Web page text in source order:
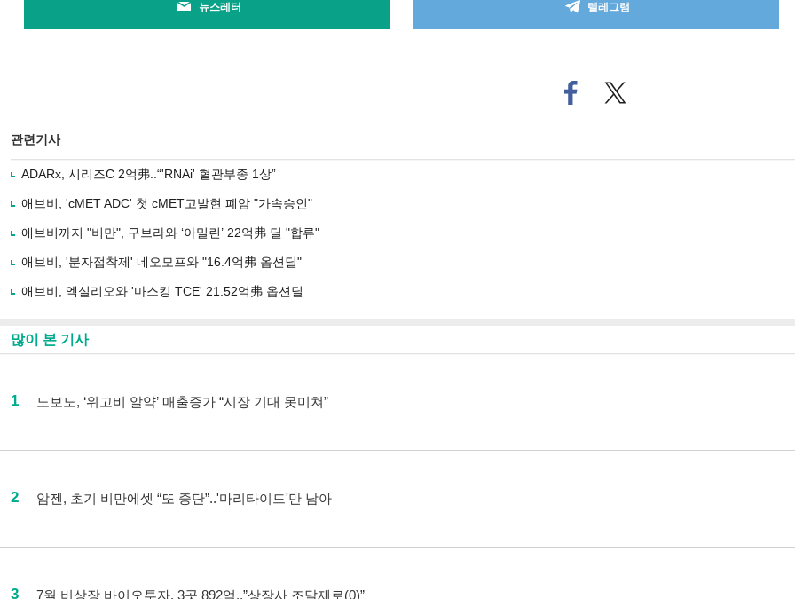
뉴스레터 텔레그램
페
이
트위
터로
관련기사
ADARx, 시리즈C 2억弗..“'RNAi' 혈관부종 1상”
애브비, 'cMET ADC' 첫 cMET고발현 폐암 "가속승인"
애브비까지 "비만", 구브라와 ‘아밀린’ 22억弗 딜 "합류"
애브비, '분자접착제' 네오모프와 "16.4억弗 옵션딜"
애브비, 엑실리오와 '마스킹 TCE' 21.52억弗 옵션딜
많이 본 기사
1 노보노, ‘위고비 알약’ 매출증가 “시장 기대 못미쳐”
2 암젠, 초기 비만에셋 “또 중단”..'마리타이드'만 남아
3 7월 비상장 바이오투자, 3곳 892억..”상장사 조달제로(0)”